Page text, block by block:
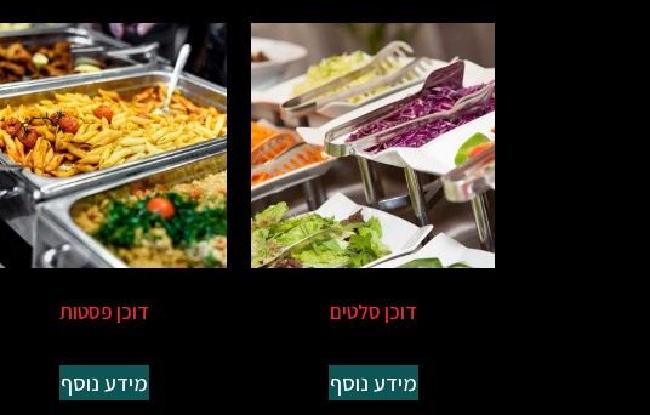
דוכן סלטים
מידע נוסף
דוכן פסטות
מידע נוסף